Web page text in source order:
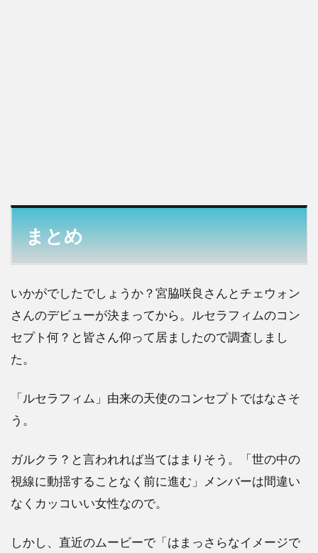
まとめ
いかがでしたでしょうか？宮脇咲良さんとチェウォン
さんのデビューが決まってから。ルセラフィムのコン
セプト何？と皆さん仰って居ましたので調査しまし
た。
「ルセラフィム」由来の天使のコンセプトではなさそ
う。
ガルクラ？と言われれば当てはまりそう。「世の中の
視線に動揺することなく前に進む」メンバーは間違い
なくカッコいい女性なので。
しかし、直近のムービーで「はまっさらなイメージで